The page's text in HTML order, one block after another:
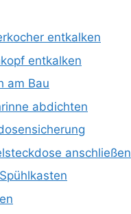
entkalken
entkalken
am Bau
abdichten
anschließen